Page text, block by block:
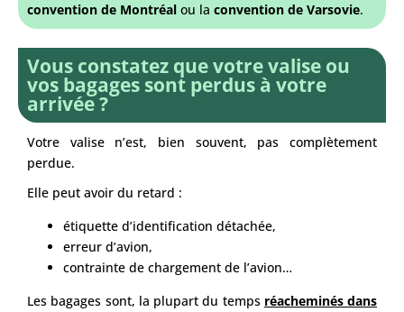
convention de Montréal ou la convention de Varsovie.
Vous constatez que votre valise ou
vos bagages sont perdus à votre
arrivée ?
Votre valise n’est, bien souvent, pas complètement
perdue.
Elle peut avoir du retard :
étiquette d’identification détachée,
erreur d’avion,
contrainte de chargement de l’avion…
Les bagages sont, la plupart du temps réacheminés dans